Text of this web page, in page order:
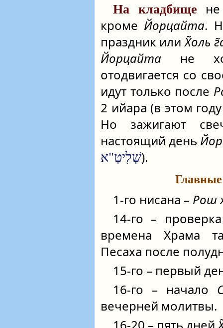
На кладбище
кроме Йорцайта.
праздник илиХ̃оль
Йорцайта не
отодвигается со
идут только после
2 ийара (в этом
Но зажигают
настоящий день
שְׁלִיטָ"א).
1-го нисана – Рош
14-го –
времена Храма
Песаха после
15-го – первый
16-го – начало
вечерней молитвы.